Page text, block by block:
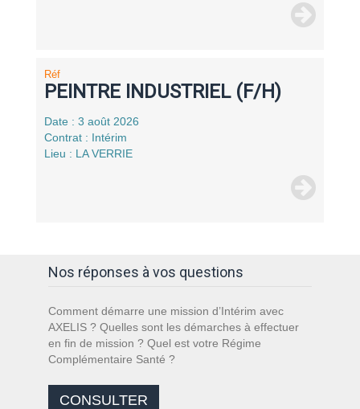
Réf
PEINTRE INDUSTRIEL (F/H)
Date : 3 août 2026
Contrat : Intérim
Lieu : LA VERRIE
Nos réponses à vos questions
Comment démarre une mission d’Intérim avec
AXELIS ? Quelles sont les démarches à effectuer
en fin de mission ? Quel est votre Régime
Complémentaire Santé ?
CONSULTER